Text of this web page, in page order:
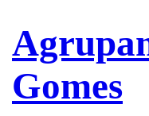
Gomes